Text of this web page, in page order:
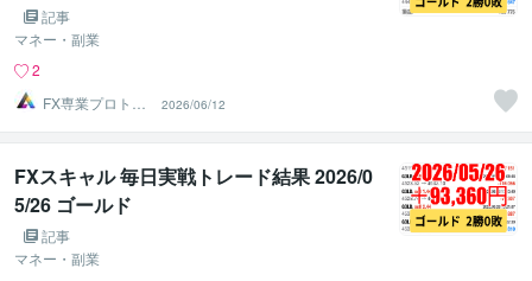
記事
マネー・副業
2
FX専業プロトレ
ーダーのAチーム
2026/06/12
FXスキャル 毎日実戦トレード結果 2026/0
5/26 ゴールド
記事
マネー・副業